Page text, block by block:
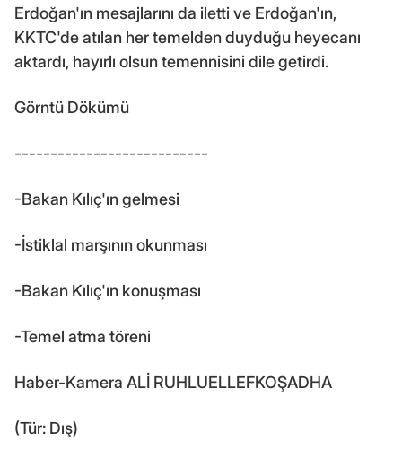
Erdoğan'ın mesajlarını da iletti ve Erdoğan'ın,
KKTC'de atılan her temelden duyduğu heyecanı
aktardı, hayırlı olsun temennisini dile getirdi.
Görntü Dökümü
---------------------------
-Bakan Kılıç'ın gelmesi
-İstiklal marşının okunması
-Bakan Kılıç'ın konuşması
-Temel atma töreni
Haber-Kamera ALİ RUHLUELLEFKOŞADHA
(Tür: Dış)